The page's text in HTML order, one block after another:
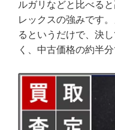
ルガリなどと比べる
レックスの強みです
るというだけで、決
く、中古価格の約半